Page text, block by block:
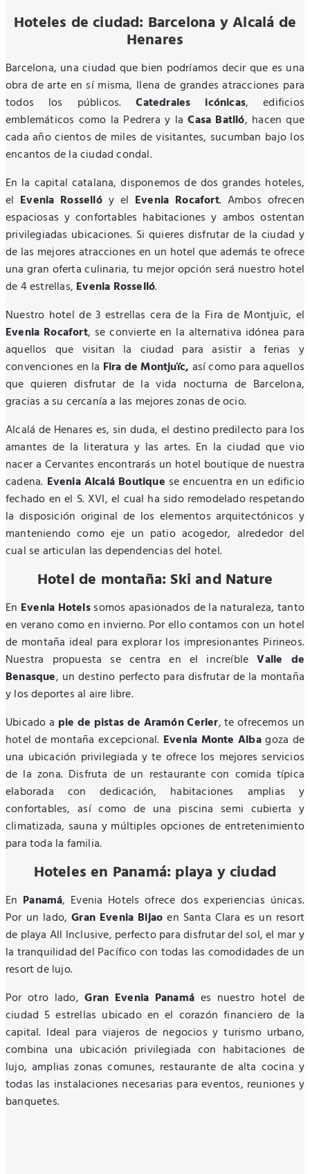
Hoteles de ciudad: Barcelona y Alcalá de
Henares
Barcelona, una ciudad que bien podríamos decir que es una
obra de arte en sí misma, llena de grandes atracciones para
todos los públicos.Catedrales icónicas, edificios
emblemáticos como la Pedrera y laCasa Batlló, hacen que
cada año cientos de miles de visitantes, sucumban bajo los
encantos de la ciudad condal.
En la capital catalana, disponemos de dos grandes hoteles,
el Evenia Rossellóy el Evenia Rocafort. Ambos ofrecen
espaciosas y confortables habitaciones y ambos ostentan
privilegiadas ubicaciones. Si quieres disfrutar de la ciudad y
de las mejores atracciones en un hotel que además te ofrece
una gran oferta culinaria, tu mejor opción será nuestro hotel
de 4 estrellas, Evenia Rosselló.
Nuestro hotel de 3 estrellas cera de la Fira de Montjuïc, el
Evenia Rocafort, se convierte en la alternativa idónea para
aquellos que visitan la ciudad para asistir a ferias y
convenciones en la Fira de Montjuïc, así como para aquellos
que quieren disfrutar de la vida nocturna de Barcelona,
gracias a su cercanía a las mejores zonas de ocio.
Alcalá de Henares es, sin duda, el destino predilecto para los
amantes de la literatura y las artes. En la ciudad que vio
nacer a Cervantes encontrarás un hotel boutique de nuestra
cadena. Evenia Alcalá Boutique se encuentra en un edificio
fechado en el S. XVI, el cual ha sido remodelado respetando
la disposición original de los elementos arquitectónicos y
manteniendo como eje un patio acogedor, alrededor del
cual se articulan las dependencias del hotel.
Hotel de montaña: Ski and Nature
En Evenia Hotelssomos apasionados de la naturaleza, tanto
en verano como en invierno. Por ello contamos con un hotel
de montaña ideal para explorar los impresionantes Pirineos.
Nuestra propuesta se centra en el increíbleValle de
Benasque, un destino perfecto para disfrutar de la montaña
y los deportes al aire libre.
Ubicado a pie de pistas de Aramón Cerler, te ofrecemos un
hotel de montaña excepcional. Evenia Monte Albagoza de
una ubicación privilegiada y te ofrece los mejores servicios
de la zona. Disfruta de un restaurante con comida típica
elaborada con dedicación, habitaciones amplias y
confortables, así como de una piscina semi cubierta y
climatizada, sauna y múltiples opciones de entretenimiento
para toda la familia.
Hoteles en Panamá: playa y ciudad
En Panamá, Evenia Hotels ofrece dos experiencias únicas.
Por un lado,Gran Evenia Bijao en Santa Clara es un resort
de playa All Inclusive, perfecto para disfrutar del sol, el mar y
la tranquilidad del Pacífico con todas las comodidades de un
resort de lujo.
Por otro lado,Gran Evenia Panamá es nuestro hotel de
ciudad 5 estrellas ubicado en el corazón financiero de la
capital. Ideal para viajeros de negocios y turismo urbano,
combina una ubicación privilegiada con habitaciones de
lujo, amplias zonas comunes, restaurante de alta cocina y
todas las instalaciones necesarias para eventos, reuniones y
banquetes.